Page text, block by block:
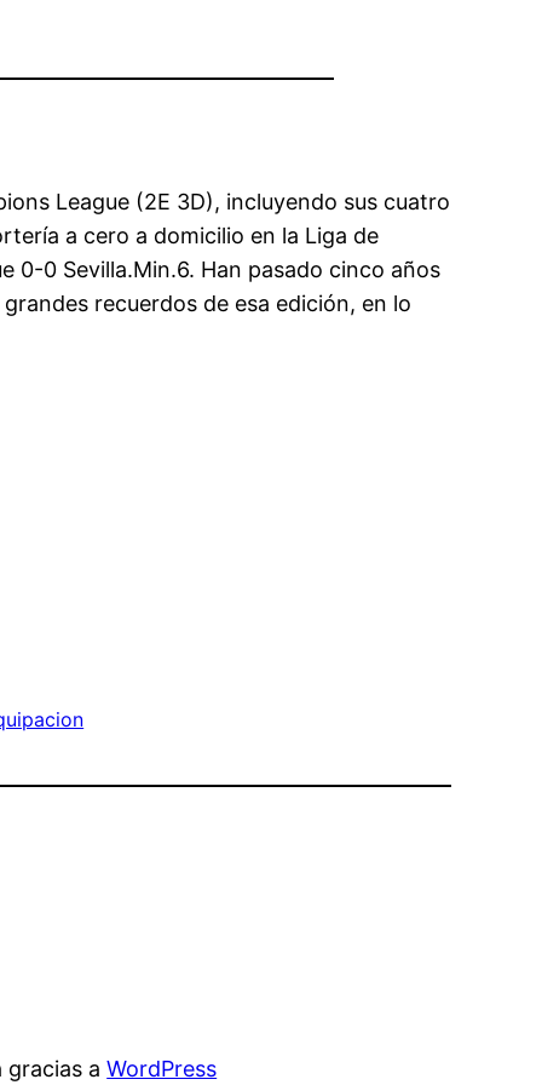
League (2E 3D), incluyendo sus cuatro
a cero a domicilio en la Liga de
0-0 Sevilla.Min.6. Han pasado cinco años
recuerdos de esa edición, en lo
gracias aWordPress